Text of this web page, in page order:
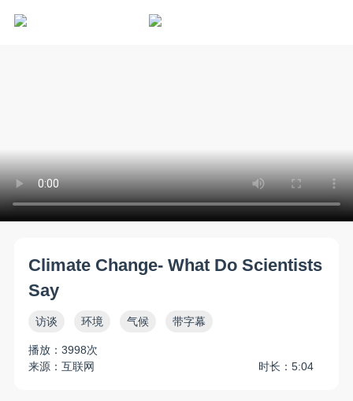
Climate Change- What Do Scientists
Say
访谈 环境 气候 带字幕
播放：3998次
来源：互联网
时长：5:04